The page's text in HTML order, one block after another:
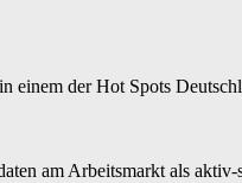
der Hot Spots
am Arbeitsmarkt als